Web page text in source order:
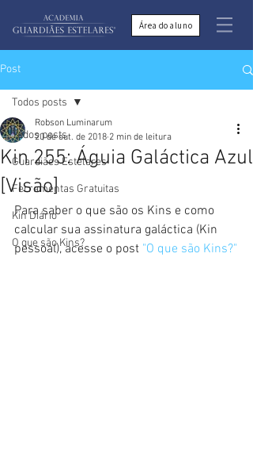
Área do aluno
Post
Todos posts
Guardiães Estelares
Ferramentas Gratuitas
Kin Diário
O que são Kins?
Todos posts
Kin 255: Águia Galáctica Azul
[Visão]
Robson Luminarum
20 de out. de 2018 2 min de leitura
Para saber o que são os Kins e como
calcular sua assinatura galáctica (Kin
pessoal), acesse o post "O que são Kins?"